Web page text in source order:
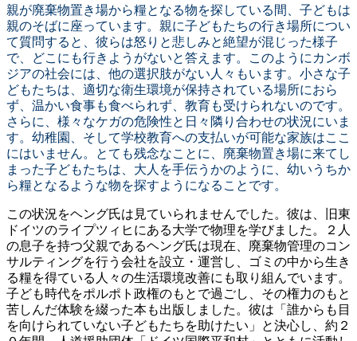
親が廃棄物置き場から糧となる物を探している間、子どもは
親のそばに座っています。親に子どもたちの行き場所につい
て質問すると、彼らは怒りと悲しみと絶望が混じった様子
で、どこにも行きようがないと答えます。このようにカンボ
ジアの社会には、他の選択肢がない人々もいます。小さな子
どもたちは、適切な衛生環境が保持されている場所におら
ず、温かい食事も食べられず、教育も受けられないのです。
さらに、様々なケガの危険性と日々隣り合わせの状況にいま
す。幼稚園、そして学校教育への支払いが可能な家族はここ
にはいません。とても残念なことに、廃棄物置き場に来てし
まった子どもたちは、大人を手伝うかのように、幼いうちか
ら糧となるような物を探すようになることです。
この状況をヘング氏は見ていられませんでした。彼は、旧東
ドイツのライプツィヒにある大学で物理を学びました。２人
の息子を持つ父親であるヘング氏は現在、廃棄物管理のコン
サルティングを行う会社を設立・運営し、ゴミの中から生き
る糧を得ている人々の生活環境改善にも取り組んでいます。
子ども時代をポルポト政権のもとで過ごし、その権力のもと
苦しんだ体験を綴った本も出版しました。彼は「誰からも目
を向けられていない子どもたちを助けたい」と決心し、約２